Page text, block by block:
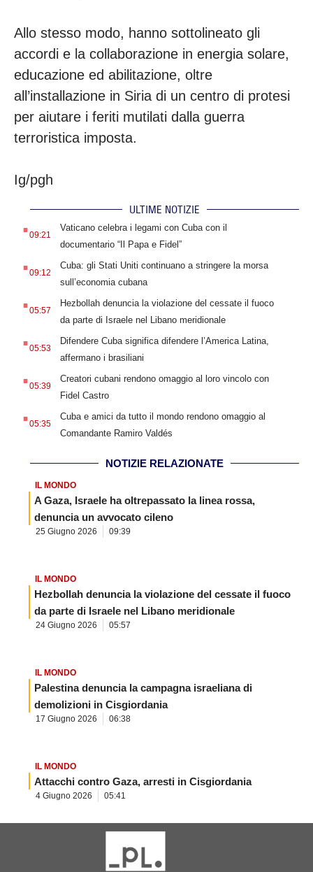
Allo stesso modo, hanno sottolineato gli
accordi e la collaborazione in energia solare,
educazione ed abilitazione, oltre
all’installazione in Siria di un centro di protesi
per aiutare i feriti mutilati dalla guerra
terroristica imposta.
Ig/pgh
ULTIME NOTIZIE
.09:21
Vaticano celebra i legami con Cuba con il
documentario “Il Papa e Fidel”
.09:12
Cuba: gli Stati Uniti continuano a stringere la morsa
sull’economia cubana
.05:57
Hezbollah denuncia la violazione del cessate il fuoco
da parte di Israele nel Libano meridionale
.05:53
Difendere Cuba significa difendere l’America Latina,
affermano i brasiliani
.05:39
Creatori cubani rendono omaggio al loro vincolo con
Fidel Castro
.05:35
Cuba e amici da tutto il mondo rendono omaggio al
Comandante Ramiro Valdés
NOTIZIE RELAZIONATE
IL MONDO
A Gaza, Israele ha oltrepassato la linea rossa,
denuncia un avvocato cileno
25 Giugno 2026 09:39
IL MONDO
Hezbollah denuncia la violazione del cessate il fuoco
da parte di Israele nel Libano meridionale
24 Giugno 2026 05:57
IL MONDO
Palestina denuncia la campagna israeliana di
demolizioni in Cisgiordania
17 Giugno 2026 06:38
IL MONDO
Attacchi contro Gaza, arresti in Cisgiordania
4 Giugno 2026 05:41